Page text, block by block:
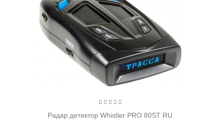
Радар детектор Whistler PRO 80ST RU